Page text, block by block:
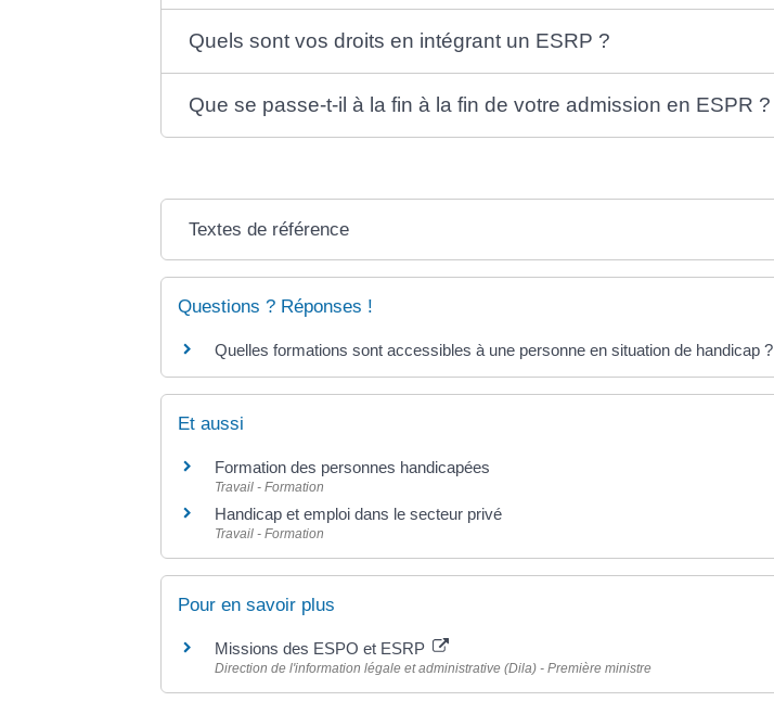
Quels sont vos droits en intégrant un ESRP ?
Que se passe-t-il à la fin à la fin de votre admission en ESPR ?
Textes de référence
Questions ? Réponses !
Quelles formations sont accessibles à une personne en situation de handicap ?
Et aussi
Formation des personnes handicapées
Travail - Formation
Handicap et emploi dans le secteur privé
Travail - Formation
Pour en savoir plus
Missions des ESPO et ESRP
Direction de l'information légale et administrative (Dila) - Première ministre